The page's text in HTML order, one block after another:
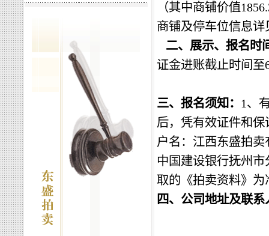
（其中商铺价值
商铺及停车位信息详
二、展示、报名时
证金进账截止时间至
三、报名须知： 1、
后，凭有效证件和
户名： 江西东盛拍卖
中国建设银行抚州
取的《拍卖资料》为
四、公司地址及联系